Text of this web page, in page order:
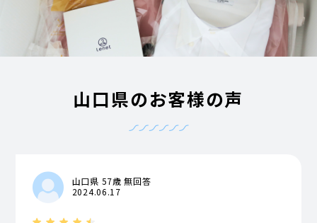
山口県のお客様の声
山口県 57歳 無回答
2024.06.17